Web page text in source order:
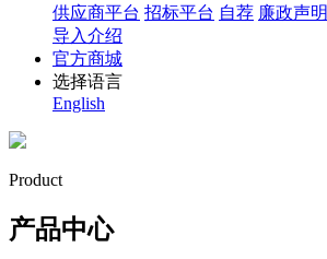
供应商平台 招标平台 自荐 廉政声明
导入介绍
官方商城
选择语言
English
Product
产品中心